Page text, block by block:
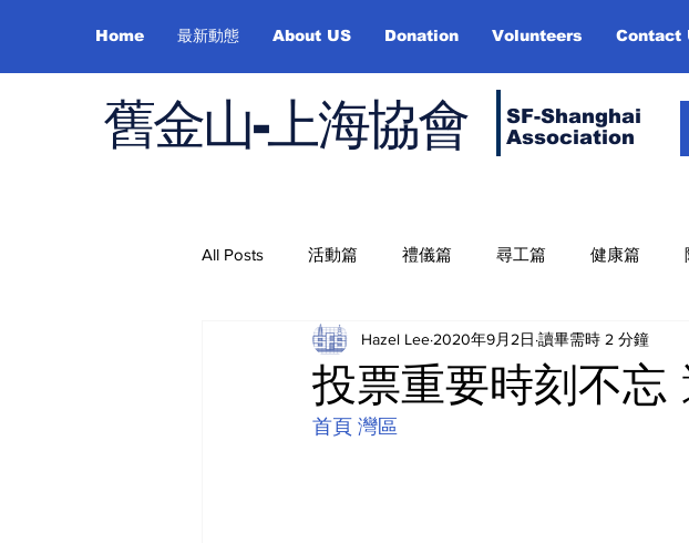
Home 最新動態 About US Donation Volunteers Contact
舊金山-上海協會
SF-Shanghai
Association
All Posts 活動篇 禮儀篇 尋工篇 健康篇
Job Hunting On Health Misc. Infor About US
投票重要時刻不忘
Hazel Lee 2020年9月2日 讀畢需時 2 分鐘
首頁 灣區